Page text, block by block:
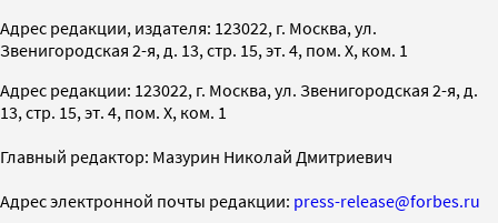
Адрес редакции, издателя: 123022, г. Москва, ул.
Звенигородская 2-я, д. 13, стр. 15, эт. 4, пом. X, ком. 1
Адрес редакции: 123022, г. Москва, ул. Звенигородская 2-я, д.
13, стр. 15, эт. 4, пом. X, ком. 1
Главный редактор: Мазурин Николай Дмитриевич
Адрес электронной почты редакции: press-release@forbes.ru